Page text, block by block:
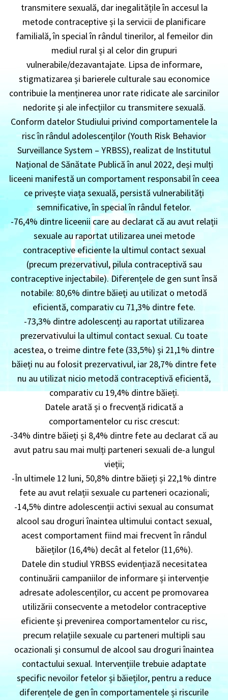
transmitere sexuală, dar inegalitățile în accesul la
metode contraceptive și la servicii de planificare
familială, în special în rândul tinerilor, al femeilor din
mediul rural și al celor din grupuri
vulnerabile/dezavantajate. Lipsa de informare,
stigmatizarea și barierele culturale sau economice
contribuie la menținerea unor rate ridicate ale sarcinilor
nedorite și ale infecțiilor cu transmitere sexuală.
Conform datelor Studiului privind comportamentele la
risc în rândul adolescenților (Youth Risk Behavior
Surveillance System – YRBSS), realizat de Institutul
Național de Sănătate Publică în anul 2022, deși mulți
liceeni manifestă un comportament responsabil în ceea
ce privește viața sexuală, persistă vulnerabilități
semnificative, în special în rândul fetelor.
-76,4% dintre liceenii care au declarat că au avut relații
sexuale au raportat utilizarea unei metode
contraceptive eficiente la ultimul contact sexual
(precum prezervativul, pilula contraceptivă sau
contraceptive injectabile). Diferențele de gen sunt însă
notabile: 80,6% dintre băieți au utilizat o metodă
eficientă, comparativ cu 71,3% dintre fete.
-73,3% dintre adolescenți au raportat utilizarea
prezervativului la ultimul contact sexual. Cu toate
acestea, o treime dintre fete (33,5%) și 21,1% dintre
băieți nu au folosit prezervativul, iar 28,7% dintre fete
nu au utilizat nicio metodă contraceptivă eficientă,
comparativ cu 19,4% dintre băieți.
Datele arată și o frecvență ridicată a
comportamentelor cu risc crescut:
-34% dintre băieți și 8,4% dintre fete au declarat că au
avut patru sau mai mulți parteneri sexuali de-a lungul
vieții;
-În ultimele 12 luni, 50,8% dintre băieți și 22,1% dintre
fete au avut relații sexuale cu parteneri ocazionali;
-14,5% dintre adolescenții activi sexual au consumat
alcool sau droguri înaintea ultimului contact sexual,
acest comportament fiind mai frecvent în rândul
băieților (16,4%) decât al fetelor (11,6%).
Datele din studiul YRBSS evidențiază necesitatea
continuării campaniilor de informare și intervenție
adresate adolescenților, cu accent pe promovarea
utilizării consecvente a metodelor contraceptive
eficiente și prevenirea comportamentelor cu risc,
precum relațiile sexuale cu parteneri multipli sau
ocazionali și consumul de alcool sau droguri înaintea
contactului sexual. Intervențiile trebuie adaptate
specific nevoilor fetelor și băieților, pentru a reduce
diferențele de gen în comportamentele și riscurile